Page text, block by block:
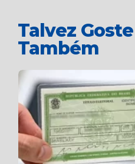
Talvez
Também